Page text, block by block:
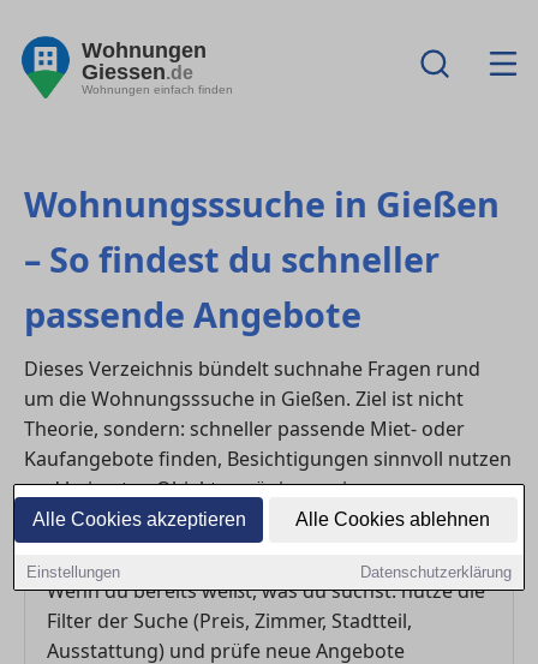
Alle Cookies akzeptieren Alle Cookies ablehnen
Einstellungen Datenschutzerklärung
Wohnungen
Giessen.de
Wohnungen einfach finden
Wohnungsssuche in Gießen
– So findest du schneller
passende Angebote
Dieses Verzeichnis bündelt suchnahe Fragen rund
um die Wohnungsssuche in Gießen. Ziel ist nicht
Theorie, sondern: schneller passende Miet- oder
Kaufangebote finden, Besichtigungen sinnvoll nutzen
und bei guten Objekten zügig reagieren.
Direkt starten
Wenn du bereits weißt, was du suchst: nutze die
Filter der Suche (Preis, Zimmer, Stadtteil,
Ausstattung) und prüfe neue Angebote